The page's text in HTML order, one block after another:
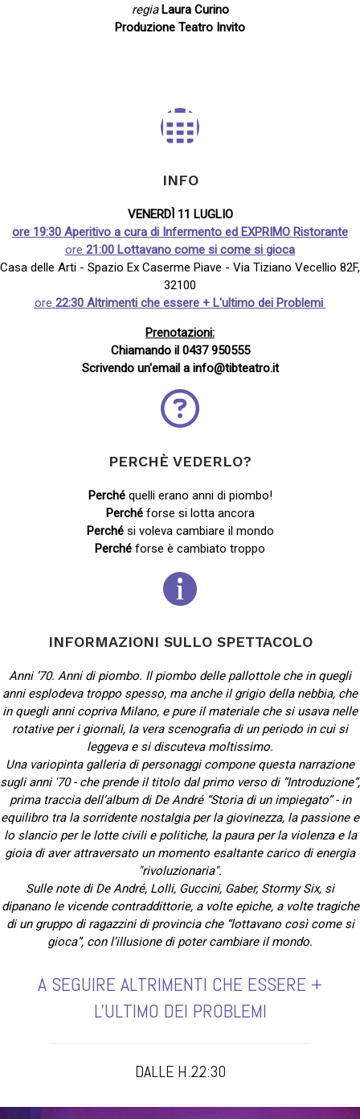
regiaLaura Curino
Produzione Teatro Invito
INFO
VENERDÌ 11 LUGLIO
ore 19:30 Aperitivo a cura di Infermento ed EXPRIMO Ristorante
ore 21:00 Lottavano come si come si gioca
Casa delle Arti - Spazio Ex Caserme Piave - Via Tiziano Vecellio 82F,
32100
ore 22:30 Altrimenti che essere + L'ultimo dei Problemi
Prenotazioni:
Chiamando il 0437 950555
Scrivendo un'email a info@tibteatro.it
PERCHÈ VEDERLO?
Perché quelli erano anni di piombo!
Perché forse si lotta ancora
Perché si voleva cambiare il mondo
Perché forse è cambiato troppo
INFORMAZIONI SULLO SPETTACOLO
Anni ’70. Anni di piombo. Il piombo delle pallottole che in quegli
anni esplodeva troppo spesso, ma anche il grigio della nebbia, che
in quegli anni copriva Milano, e pure il materiale che si usava nelle
rotative per i giornali, la vera scenografia di un periodo in cui si
leggeva e si discuteva moltissimo.
Una variopinta galleria di personaggi compone questa narrazione
sugli anni '70 - che prende il titolo dal primo verso di “Introduzione”,
prima traccia dell’album di De André “Storia di un impiegato” - in
equilibro tra la sorridente nostalgia per la giovinezza, la passione e
lo slancio per le lotte civili e politiche, la paura per la violenza e la
gioia di aver attraversato un momento esaltante carico di energia
"rivoluzionaria".
Sulle note di De André, Lolli, Guccini, Gaber, Stormy Six, si
dipanano le vicende contraddittorie, a volte epiche, a volte tragiche
di un gruppo di ragazzini di provincia che “lottavano così come si
gioca”, con l’illusione di poter cambiare il mondo.
A SEGUIRE ALTRIMENTI CHE ESSERE +
L'ULTIMO DEI PROBLEMI
DALLE H.22:30